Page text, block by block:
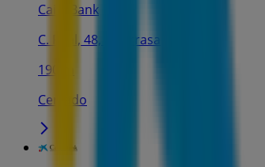
CaixaBank
C. Real, 48, Villarrasa
190 m
Cerrado